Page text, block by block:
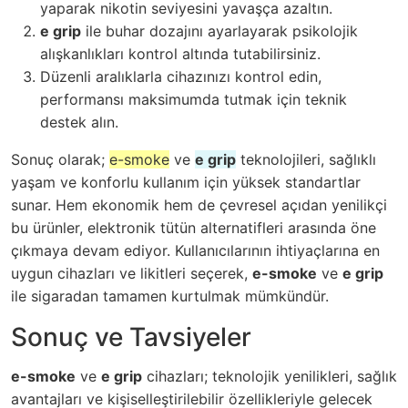
yaparak nikotin seviyesini yavaşça azaltın.
e grip ile buhar dozajını ayarlayarak psikolojik
alışkanlıkları kontrol altında tutabilirsiniz.
Düzenli aralıklarla cihazınızı kontrol edin,
performansı maksimumda tutmak için teknik
destek alın.
Sonuç olarak; e-smoke ve e grip teknolojileri, sağlıklı
yaşam ve konforlu kullanım için yüksek standartlar
sunar. Hem ekonomik hem de çevresel açıdan yenilikçi
bu ürünler, elektronik tütün alternatifleri arasında öne
çıkmaya devam ediyor. Kullanıcılarının ihtiyaçlarına en
uygun cihazları ve likitleri seçerek, e-smoke ve e grip
ile sigaradan tamamen kurtulmak mümkündür.
Sonuç ve Tavsiyeler
e-smoke ve e grip cihazları; teknolojik yenilikleri, sağlık
avantajları ve kişiselleştirilebilir özellikleriyle gelecek